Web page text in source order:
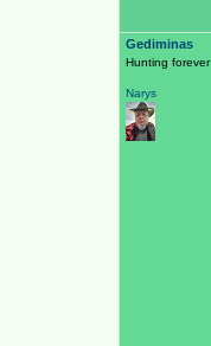
Gediminas
Hunting forever
Narys